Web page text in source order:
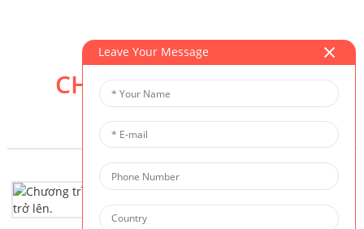
CHƯƠNG TRÌNH LIÊN
QUAN
Leave Your Message